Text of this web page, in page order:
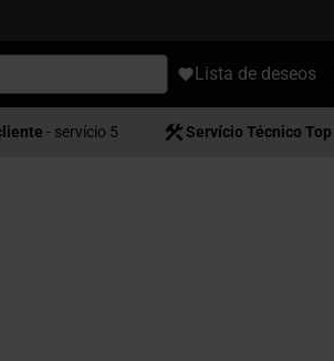
Lista de deseos
- servício 5 Servício Técnico Top